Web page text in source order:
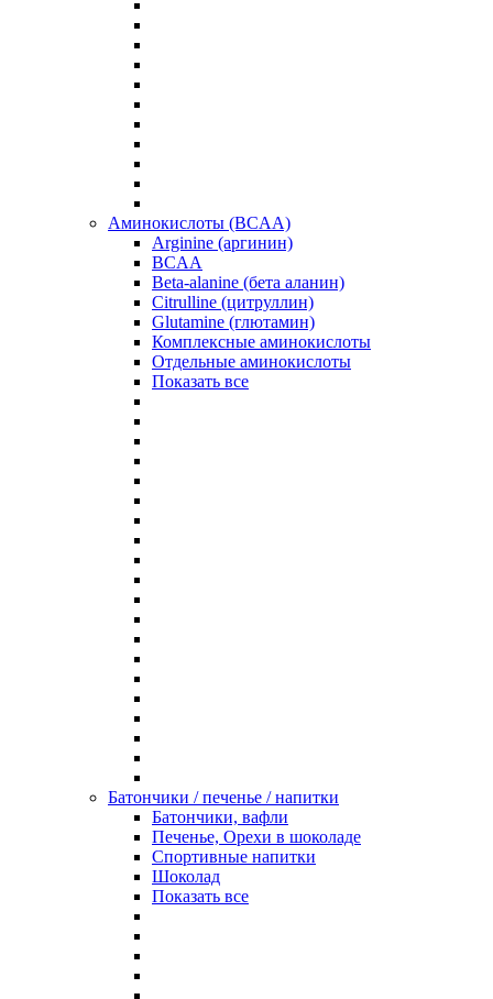
Аминокислоты (BCAA)
Arginine (аргинин)
BCAA
Beta-alanine (бета аланин)
Citrulline (цитруллин)
Glutamine (глютамин)
Комплексные аминокислоты
Отдельные аминокислоты
Показать все
Батончики / печенье / напитки
Батончики, вафли
Печенье, Орехи в шоколаде
Спортивные напитки
Шоколад
Показать все